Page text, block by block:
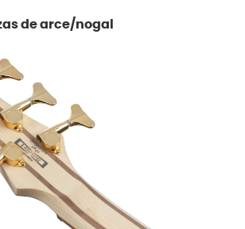
de arce/nogal